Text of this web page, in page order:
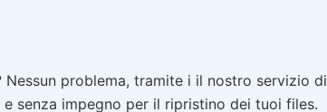
problema, tramite i il nostro servizio di
senza impegno per il ripristino dei tuoi files.